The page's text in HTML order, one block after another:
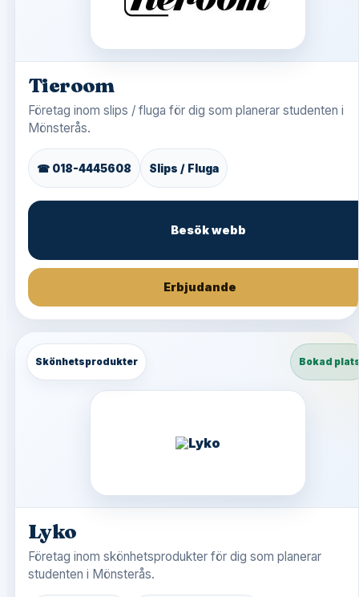
Tieroom
Företag inom slips / fluga för dig som planerar studenten i
Mönsterås.
☎ 018-4445608 Slips / Fluga
Besök webb
Erbjudande
Skönhetsprodukter Bokad
Lyko
Företag inom skönhetsprodukter för dig som planerar
studenten i Mönsterås.